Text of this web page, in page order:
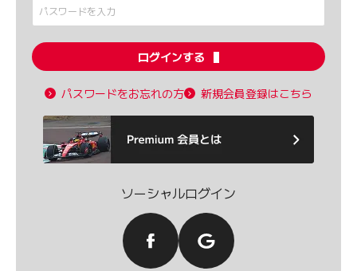
ログインする
パスワードをお忘れの方 新規会員登録はこちら
ソーシャルログイン